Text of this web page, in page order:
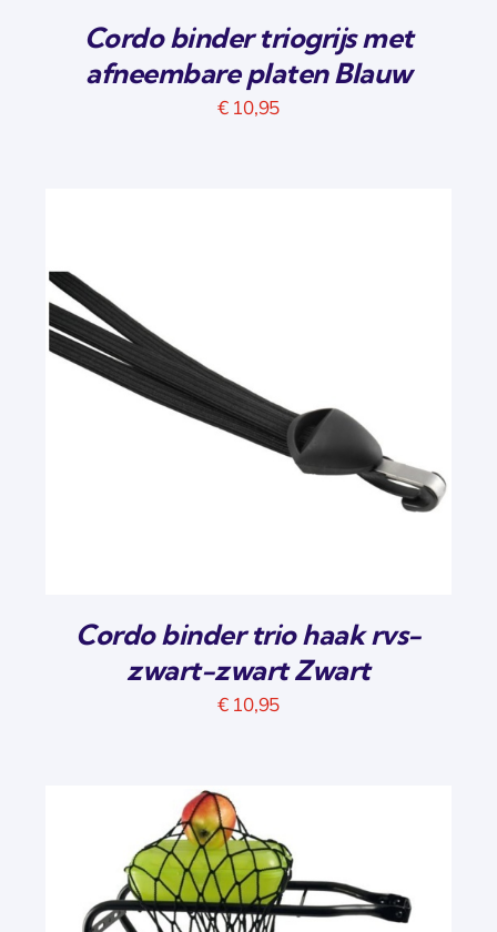
Cordo binder triogrijs met
afneembare platen Blauw
€10,95
Cordo binder trio haak rvs-
zwart-zwart Zwart
€10,95